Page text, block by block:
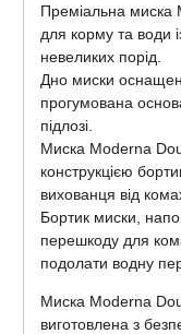
Преміальна миска
для корму та води
невеликих порід.
Дно миски
прогумована
підлозі.
Миска Moderna
конструкцією
вихованця від
Бортик миски,
перешкоду для
подолати водну
Миска Moderna
виготовлена ​​з